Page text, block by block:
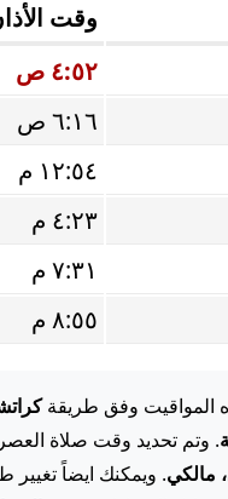
وقت
٤:٥٢ ص
٦:١٦ ص
١٢:٥٤ م
٤:٢٣ م
٧:٣١ م
٨:٥٥ م
المواقيت وفق طريقة
. وتم تحديد وقت صلاة
مالكي. ويمكنك ايضاً